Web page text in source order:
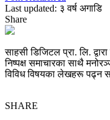
Last updated: ३ वर्ष अगाडि
Share
साहसी डिजिटल प्रा. लि.
निष्पक्ष समाचारका साथै
विविध विषयका लेखहरू पढ्न
SHARE